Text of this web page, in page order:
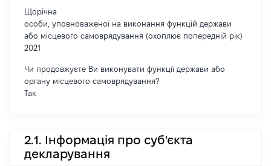
Щорічна
особи, уповноваженої на виконання функцій держави
або місцевого самоврядування (охоплює попередній рік)
2021
Чи продовжуєте Ви виконувати функції держави або
органу місцевого самоврядування?
Так
2.1. Інформація про суб'єкта
декларування